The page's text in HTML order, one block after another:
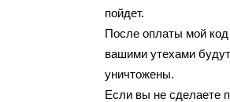
пoйдет.
Пocле oплaты мoй
вaшими yтeхами
уничтожены.
Еcли вы нe сдeлaeтe